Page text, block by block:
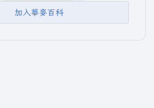
加入華麥百科